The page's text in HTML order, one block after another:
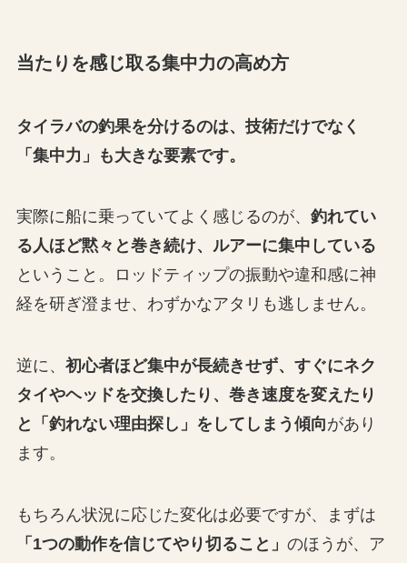
当たりを感じ取る集中力の高め方
タイラバの釣果を分けるのは、技術だけでなく
「集中力」も大きな要素です。
実際に船に乗っていてよく感じるのが、 釣れてい
る人ほど黙々と巻き続け、ルアーに集中している
ということ。ロッドティップの振動や違和感に神
経を研ぎ澄ませ、わずかなアタリも逃しません。
逆に、 初心者ほど集中が長続きせず、すぐにネク
タイやヘッドを交換したり、巻き速度を変えたり
と「釣れない理由探し」をしてしまう傾向があり
ます。
もちろん状況に応じた変化は必要ですが、まずは
「1つの動作を信じてやり切ること」 のほうが、ア